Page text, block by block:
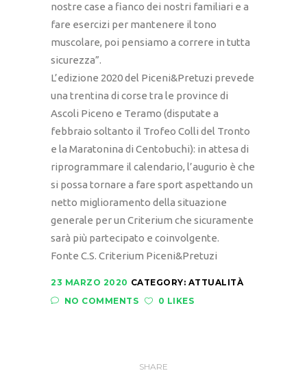
nostre case a fianco dei nostri familiari e a
fare esercizi per mantenere il tono
muscolare, poi pensiamo a correre in tutta
sicurezza”.
L’edizione 2020 del Piceni&Pretuzi prevede
una trentina di corse tra le province di
Ascoli Piceno e Teramo (disputate a
febbraio soltanto il Trofeo Colli del Tronto
e la Maratonina di Centobuchi): in attesa di
riprogrammare il calendario, l’augurio è che
si possa tornare a fare sport aspettando un
netto miglioramento della situazione
generale per un Criterium che sicuramente
sarà più partecipato e coinvolgente.
Fonte C.S. Criterium Piceni&Pretuzi
23 MARZO 2020 CATEGORY: ATTUALITÀ
NO COMMENTS
0 LIKES
SHARE